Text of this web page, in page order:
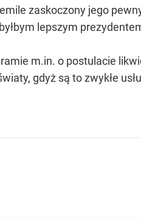
zaskoczony jego
lepszym
m.in. o postulacie
gdyż są to zwykłe